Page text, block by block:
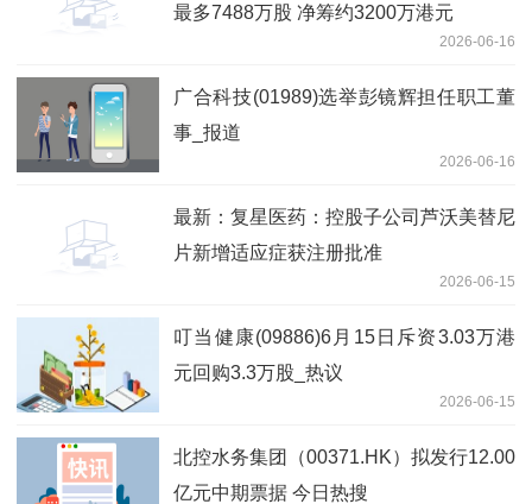
最多7488万股 净筹约3200万港元
2026-06-16
广合科技(01989)选举彭镜辉担任职工董
事_报道
2026-06-16
最新：复星医药：控股子公司芦沃美替尼
片新增适应症获注册批准
2026-06-15
叮当健康(09886)6月15日斥资3.03万港
元回购3.3万股_热议
2026-06-15
北控水务集团（00371.HK）拟发行12.00
亿元中期票据 今日热搜